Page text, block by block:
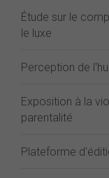
Étude sur le
le luxe
Perception de
Exposition à la
parentalité
Plateforme